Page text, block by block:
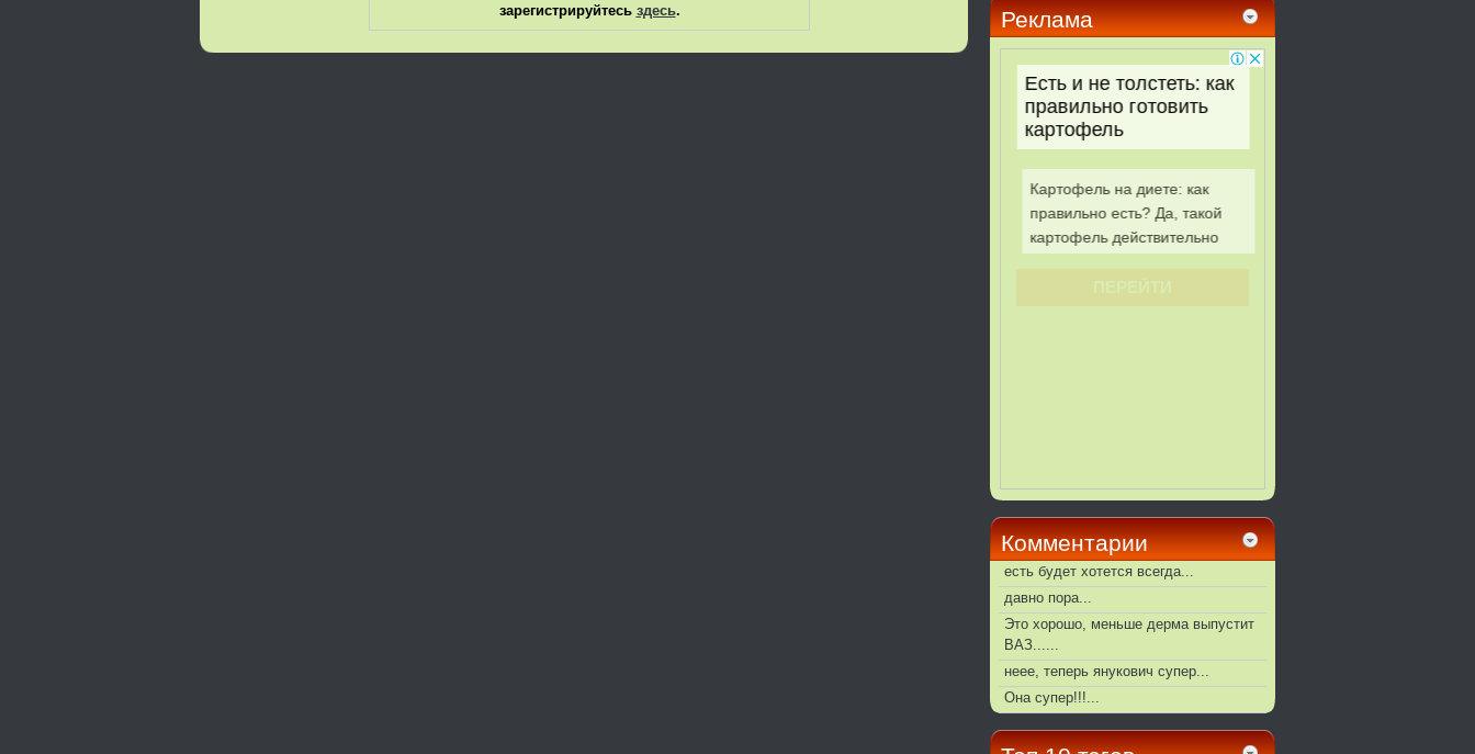
зарегистрируйтесь здесь. Реклама
Комментарии
есть будет хотется всегда...
давно пора...
Это хорошо, меньше дерма выпустит
ВАЗ......
неее, теперь янукович супер...
Она супер!!!...